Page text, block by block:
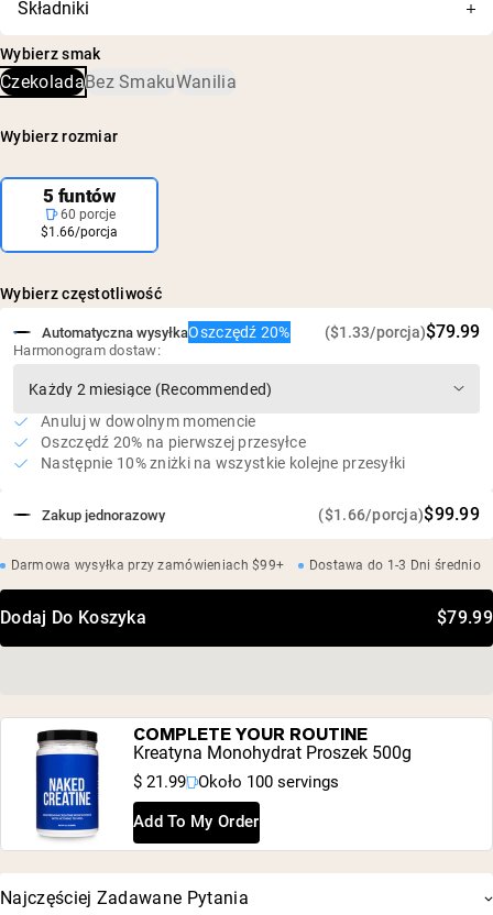
Wyłącznie pozyskiwana z amerykańskich gospodarstw
27 g białka i 5,5 g BCAA w porcji
Wykonana z odtłuszczonego mleka bez rBGH
Przetwarzana na zimno bez użycia rozpuszczalników
Przetwarzanie bez kwasów i wybielaczy
skład został dokładnie przetestowany pod kątem
dokładności i czystości oraz potwierdzono brak
szkodliwych poziomów zanieczyszczeń, w tym metali
ciężkich i pestycydów.
Składniki
Kazeina micelarna, organiczne kakao w proszku i cukier
kokosowy
Wybierz smak
CzekoladaBez SmakuWanilia
Wybierz rozmiar
5 funtów
60 porcje
$1.66/porcja
Wybierz częstotliwość
Zakup jednorazowy ($1.66/porcja)$99.99
Automatyczna wysyłkaOszczędź 20% ($1.33/porcja)$79.99
Harmonogram dostaw:
Anuluj w dowolnym momencie
Oszczędź 20% na pierwszej przesyłce
Następnie 10% zniżki na wszystkie kolejne przesyłki
Darmowa wysyłka przy zamówieniach $99+ Dostawa do 1-3 Dni średnio
Dodaj Do Koszyka $79.99
COMPLETE YOUR ROUTINE
Kreatyna Monohydrat Proszek 500g
$ 21.99 Około 100 servings
Add To My Order
Najczęściej Zadawane Pytania